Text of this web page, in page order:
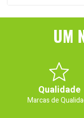
UM
Qualidade
Marcas de